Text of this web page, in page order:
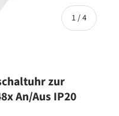
1/von
4
zur
An/Aus IP20